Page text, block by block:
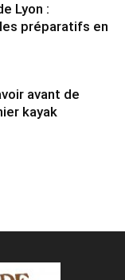
Lyon :
préparatifs en
avant de
kayak